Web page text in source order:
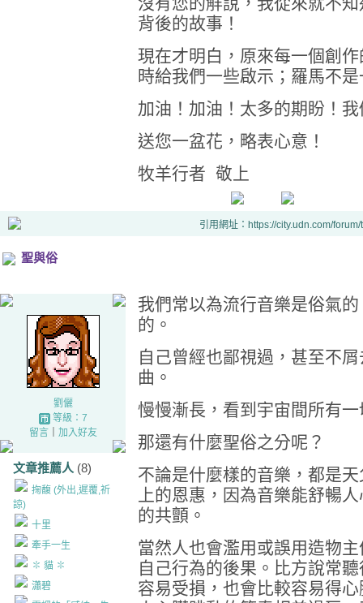
背後的故事！
現在才明白，原來每一個創
時給我們一些啟示；羅馬不
加油！加油！太多的期盼！
送您一盆花，略表心意！
牧羊行者 敬上
引用網址：https://city.udn.com/
聖與俗
劉儷
等級：7
留言｜ 加入好友
文章推薦人 (8)
掬馥 (外出,遲覆,祈
諒)
十里
牽手一生
✽ 貓 ✽
瀟碧
我們常以為流行音樂是俗氣
的。
自己曾經也鄙視過，甚至不
曲。
慢慢漸長，看到宇宙間所有
那還有什麼聖俗之分呢？
不論是什麼樣的音樂，都是
上的恩惠，因為音樂能舒暢
的共顫。
當然人也會濫用或誤用造物
自己行為的後果。比方說常
容易受損，也會比較容易得